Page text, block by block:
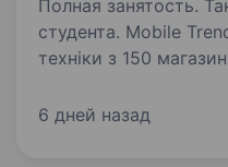
Полная занятость.
студента. Mobile Trend — мережа магазинів
техніки з 150
Більше про нас —
6 дней назад